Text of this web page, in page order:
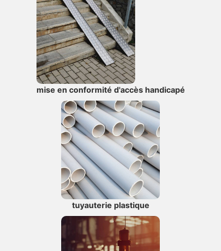
mise en conformité d'accès handicapé
tuyauterie plastique